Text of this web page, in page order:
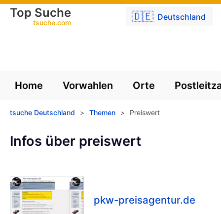
🇩🇪 Deutschland
Top Suche
tsuche.com
Home Vorwahlen Orte
tsuche Deutschland > Themen > Preiswert
Infos über preiswert
pkw-preisagentur.de